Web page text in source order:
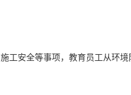
工安全等事项，教育员工从环